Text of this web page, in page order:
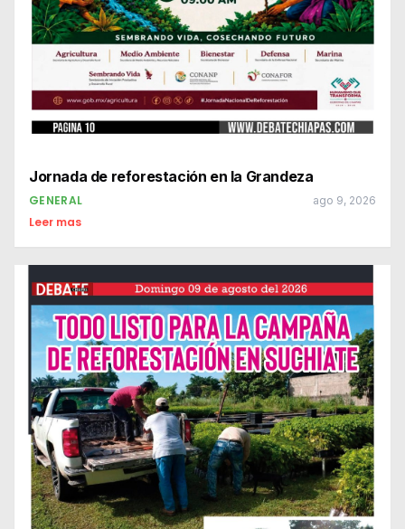
Jornada de reforestación en la Grandeza
GENERAL ago 9, 2026
Leer mas